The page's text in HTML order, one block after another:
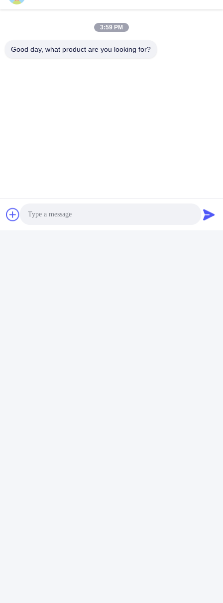
3:59 PM
Good day, what product are you looking for?